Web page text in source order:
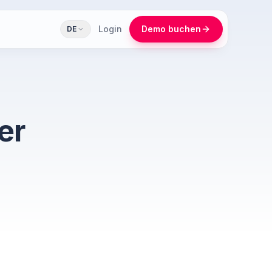
DE Login Demo buchen